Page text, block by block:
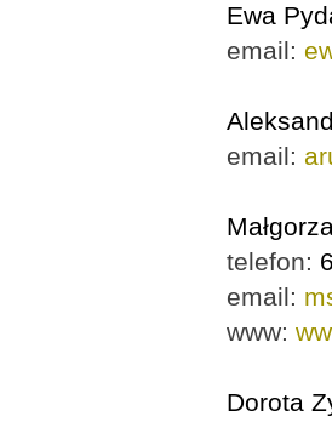
Ewa
email:
email:
telefon:
email:
www:
Dorota